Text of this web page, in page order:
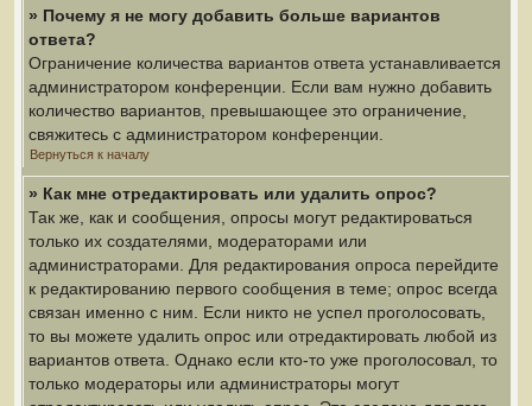
» Почему я не могу добавить больше вариантов
ответа?
Ограничение количества вариантов ответа устанавливается
администратором конференции. Если вам нужно добавить
количество вариантов, превышающее это ограничение,
свяжитесь с администратором конференции.
Вернуться к началу
» Как мне отредактировать или удалить опрос?
Так же, как и сообщения, опросы могут редактироваться
только их создателями, модераторами или
администраторами. Для редактирования опроса перейдите
к редактированию первого сообщения в теме; опрос всегда
связан именно с ним. Если никто не успел проголосовать,
то вы можете удалить опрос или отредактировать любой из
вариантов ответа. Однако если кто-то уже проголосовал, то
только модераторы или администраторы могут